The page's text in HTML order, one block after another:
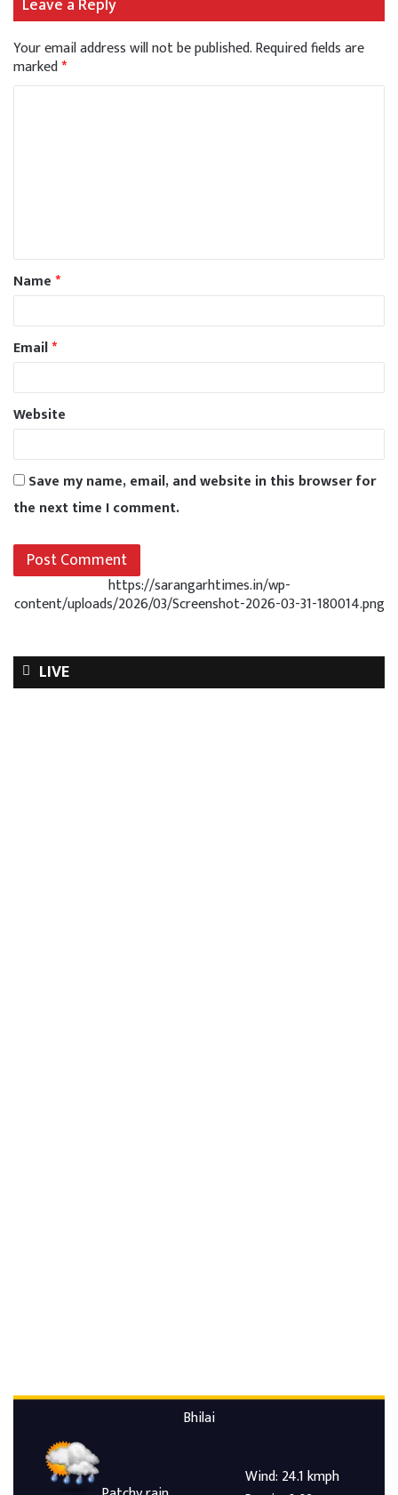
Your email address will not be published.Required fields are
marked*
Name*
Email*
Website
Save my name, email, and website in this browser for
the next time I comment.
https://sarangarhtimes.in/wp-
content/uploads/2026/03/Screenshot-2026-03-31-180014.png
LIVE
Bhilai
Wind: 24.1 kmph